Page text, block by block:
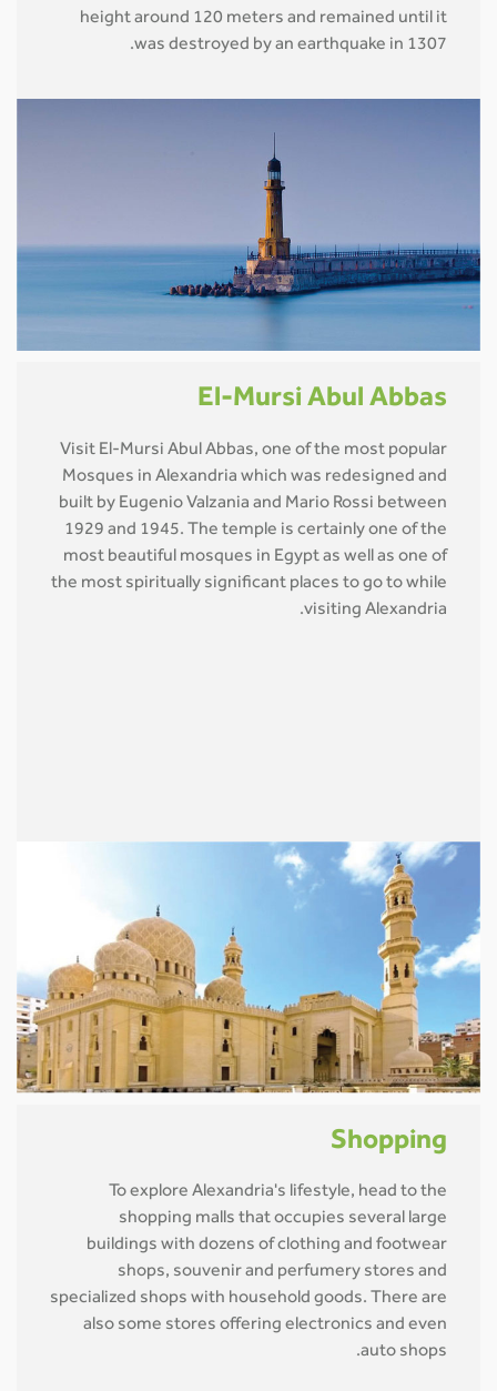
height around 120 meters and remained until it
was destroyed by an earthquake in 1307.
El-Mursi Abul Abbas
Visit El-Mursi Abul Abbas, one of the most popular
Mosques in Alexandria which was redesigned and
built by Eugenio Valzania and Mario Rossi between
1929 and 1945. The temple is certainly one of the
most beautiful mosques in Egypt as well as one of
the most spiritually significant places to go to while
visiting Alexandria.
Shopping
To explore Alexandria's lifestyle, head to the
shopping malls that occupies several large
buildings with dozens of clothing and footwear
shops, souvenir and perfumery stores and
specialized shops with household goods. There are
also some stores offering electronics and even
auto shops.